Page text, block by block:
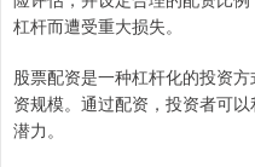
杠杆而遭受重大损失。
股票配资是一种杠杆化的投资
资规模。通过配资，投资者可
潜力。